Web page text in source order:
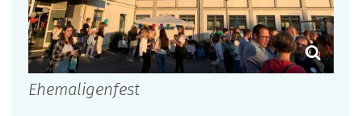
Ehemaligenfest